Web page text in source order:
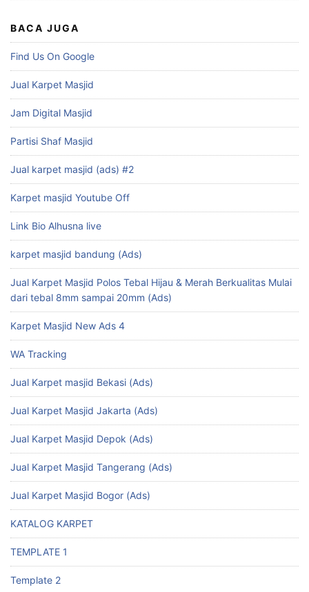
BACA JUGA
Find Us On Google
Jual Karpet Masjid
Jam Digital Masjid
Partisi Shaf Masjid
Jual karpet masjid (ads) #2
Karpet masjid Youtube Off
Link Bio Alhusna live
karpet masjid bandung (Ads)
Jual Karpet Masjid Polos Tebal Hijau & Merah Berkualitas Mulai
dari tebal 8mm sampai 20mm (Ads)
Karpet Masjid New Ads 4
WA Tracking
Jual Karpet masjid Bekasi (Ads)
Jual Karpet Masjid Jakarta (Ads)
Jual Karpet Masjid Depok (Ads)
Jual Karpet Masjid Tangerang (Ads)
Jual Karpet Masjid Bogor (Ads)
KATALOG KARPET
TEMPLATE 1
Template 2